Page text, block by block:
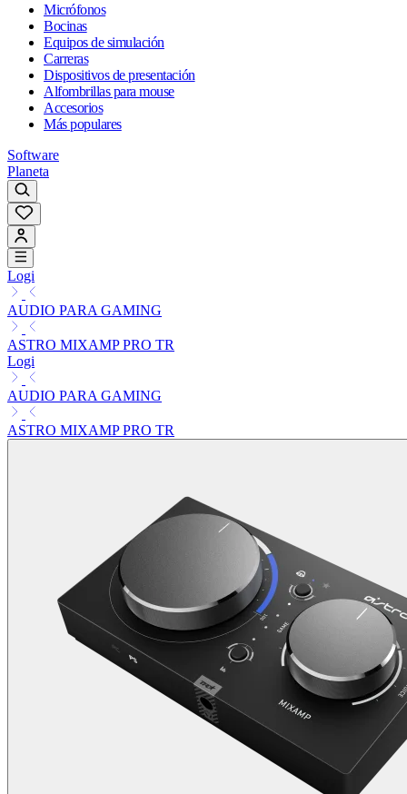
Micrófonos
Bocinas
Equipos de simulación
Carreras
Dispositivos de presentación
Alfombrillas para mouse
Accesorios
Más populares
Software
Planeta
Logi
AUDIO PARA GAMING
ASTRO MIXAMP PRO TR
Logi
AUDIO PARA GAMING
ASTRO MIXAMP PRO TR